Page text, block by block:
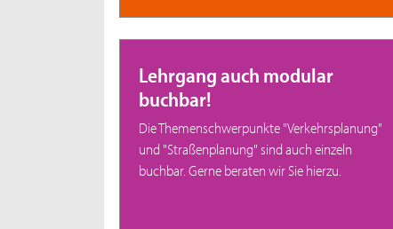
Lehrgang auch modular
buchbar!
Die Themenschwerpunkte "Verkehrsplanung"
und "Straßenplanung" sind auch einzeln
buchbar. Gerne beraten wir Sie hierzu.